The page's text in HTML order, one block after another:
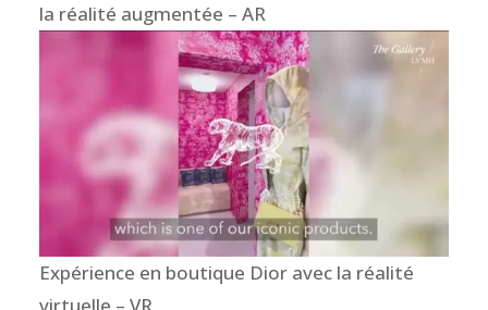
la réalité augmentée – AR
Expérience en boutique Dior avec la réalité